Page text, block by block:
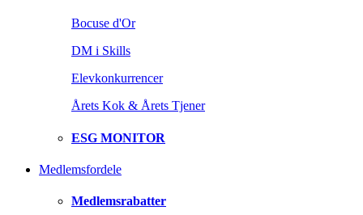
Bocuse d'Or
DM i Skills
Elevkonkurrencer
Årets Kok & Årets Tjener
ESG MONITOR
Medlemsfordele
Medlemsrabatter